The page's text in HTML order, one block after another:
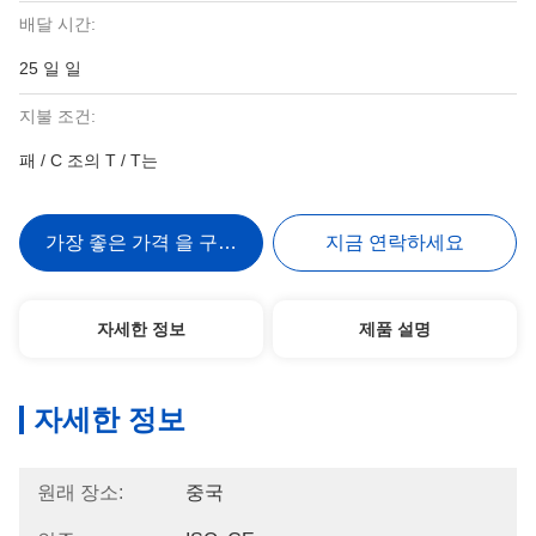
배달 시간:
25 일 일
지불 조건:
패 / C 조의 T / T는
가장 좋은 가격 을 구하라 지금 연락하세요
자세한 정보 제품 설명
자세한 정보
원래 장소: 중국